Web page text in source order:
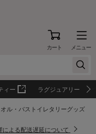
カート メニュー
ィー ラグジュアリー
オル・バストイレタリーグッズ
よる配送遅延について